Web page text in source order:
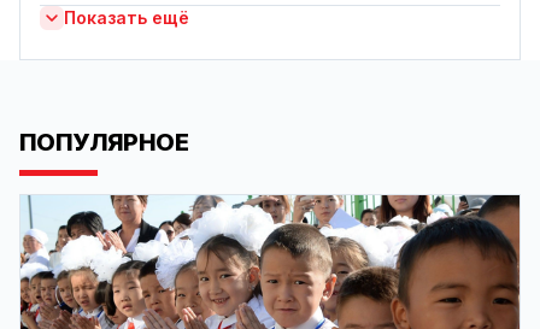
Показать ещё
ПОПУЛЯРНОЕ